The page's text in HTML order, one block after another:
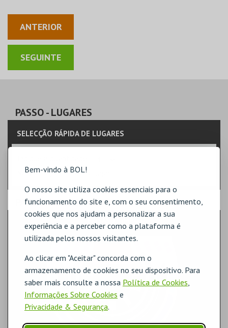
Bem-vindo à BOL!
O nosso site utiliza cookies essenciais para o
funcionamento do site e, com o seu consentimento,
cookies que nos ajudam a personalizar a sua
experiência e a perceber como a plataforma é
utilizada pelos nossos visitantes.
Ao clicar em "Aceitar" concorda com o
armazenamento de cookies no seu dispositivo. Para
saber mais consulte a nossa Política de Cookies,
Informações Sobre Cookies e
Privacidade & Segurança.
ANTERIOR
PASSO- LUGARES
SELECÇÃO RÁPIDA DE LUGARES
Na planta, selecione o lugar.
PASSO- SECTOR
FRISAS 1ª IMPAR